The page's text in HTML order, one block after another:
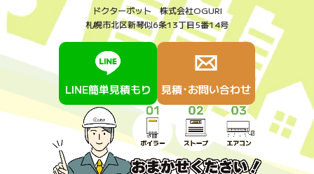
ドクターポット 株式会社OGURI
札幌市北区新琴似6条13丁目5番14号
LINE簡単見積もり 見積･お問い合わせ